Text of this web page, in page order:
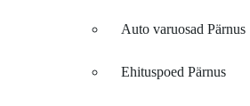
Auto varuosad Pärnus
Ehituspoed Pärnus